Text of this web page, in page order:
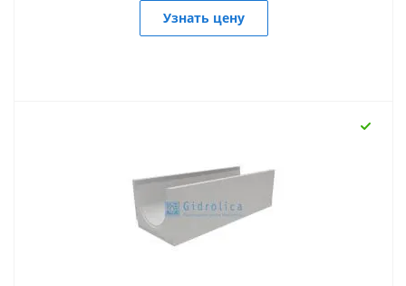
Узнать цену